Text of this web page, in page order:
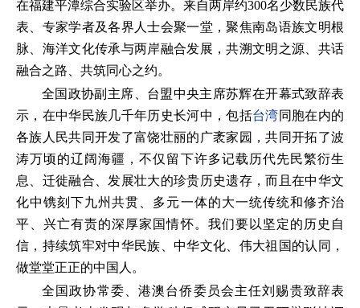
在福建平潭综合实验区举办。来自两岸约300名少数民族代
表、专家学者及各界人士会聚一堂，聚焦南岛语族文明根
脉、海洋文化传承与两岸融合发展，共溯文明之源、共话
融合之路、共筑同心之约。
全国政协副主席、台盟中央主席苏辉在开幕式致辞表
示，在中华民族几千年历史长河中，包括台湾同胞在内的
各族人民共同开发了富饶壮丽的广袤家园，共同开拓了波
涛万顷的辽阔海疆，不仅留下许多记载历代先民繁衍生
息、迁徙融合、发展壮大的珍贵历史遗存，而且在中华文
化中镌刻下九州共贯、多元一体的大一统传统和修齐治
平、兴亡有责的深厚家国情怀。我们要以坚定的历史自
信，持续筑牢对中华民族、中华文化、伟大祖国的认同，
做堂堂正正的中国人。
全国政协常委、港澳台侨委员会主任刘赐贵致辞表